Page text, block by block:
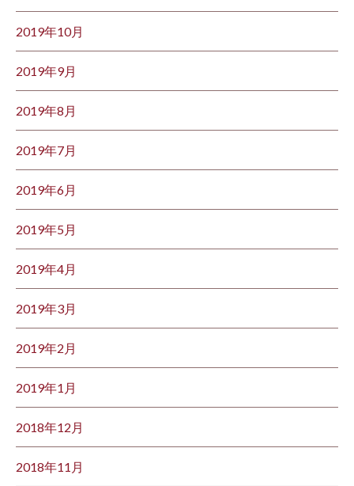
2019年10月
2019年9月
2019年8月
2019年7月
2019年6月
2019年5月
2019年4月
2019年3月
2019年2月
2019年1月
2018年12月
2018年11月